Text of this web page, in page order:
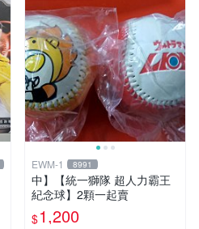
EWM-1 8991
中】【統一獅隊 超人力霸王
紀念球】2顆一起賣
$1,200